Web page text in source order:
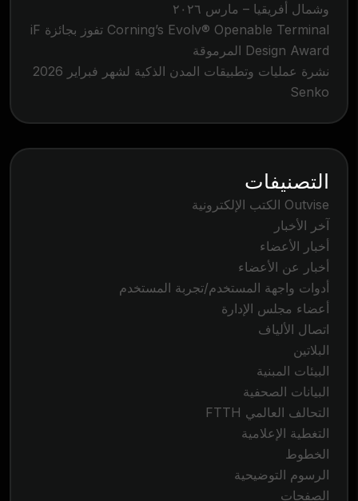
وشمال أفريقيا – مارس ٢٠٢٦
Corning’s Evolv® Openable Terminal تفوز بجائزة iF
Design Award المرموقة
نشرة عمليات وتطبيقات المدن الذكية لشهر فبراير 2026
Senko
التصنيفات
Outvise الكتب الإلكترونية
آخر الأخبار
أخبار الأعضاء
أخبار عن الأعضاء
أدوات واجهة المستخدم/تجربة المستخدم
أعضاء مجلس الإدارة
اتصال الألياف
البلاتين
البيئات المبنية
البيانات الصحفية
التحالف العالمي FTTH
التغطية الإعلامية
الخطوط
الرسوم التوضيحية
الصفحات